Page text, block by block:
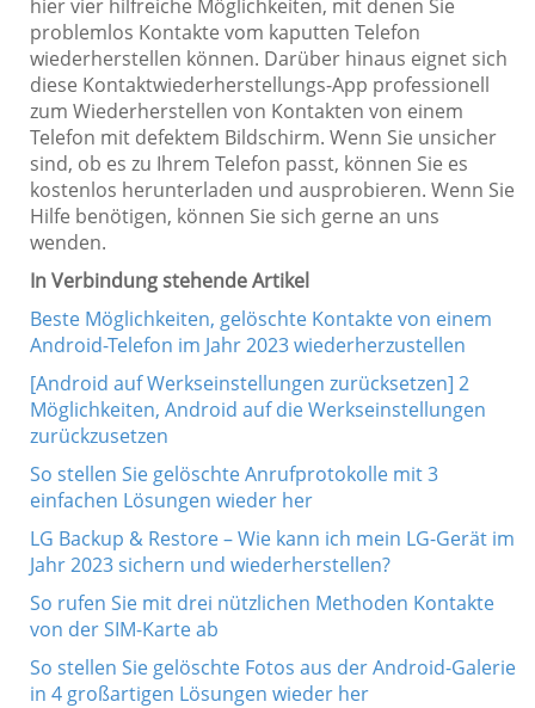
hier vier hilfreiche Möglichkeiten, mit denen Sie
problemlos Kontakte vom kaputten Telefon
wiederherstellen können. Darüber hinaus eignet sich
diese Kontaktwiederherstellungs-App professionell
zum Wiederherstellen von Kontakten von einem
Telefon mit defektem Bildschirm. Wenn Sie unsicher
sind, ob es zu Ihrem Telefon passt, können Sie es
kostenlos herunterladen und ausprobieren. Wenn Sie
Hilfe benötigen, können Sie sich gerne an uns
wenden.
In Verbindung stehende Artikel
Beste Möglichkeiten, gelöschte Kontakte von einem
Android-Telefon im Jahr 2023 wiederherzustellen
[Android auf Werkseinstellungen zurücksetzen] 2
Möglichkeiten, Android auf die Werkseinstellungen
zurückzusetzen
So stellen Sie gelöschte Anrufprotokolle mit 3
einfachen Lösungen wieder her
LG Backup & Restore – Wie kann ich mein LG-Gerät im
Jahr 2023 sichern und wiederherstellen?
So rufen Sie mit drei nützlichen Methoden Kontakte
von der SIM-Karte ab
So stellen Sie gelöschte Fotos aus der Android-Galerie
in 4 großartigen Lösungen wieder her